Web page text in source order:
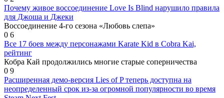
Почему живое воссоединение Love Is Blind нарушило правила
для Джоша и Джеки
Воссоединение 4-го сезона «Любовь слепа»
0 6
Все 17 боев между персонажами Karate Kid в Cobra Kai,
рейтинг
Кобра Кай продолжились многие старые соперничества
0 9
Расширенная демо-версия Lies of P теперь доступна на
неопределенный срок из-за огромной популярности во время